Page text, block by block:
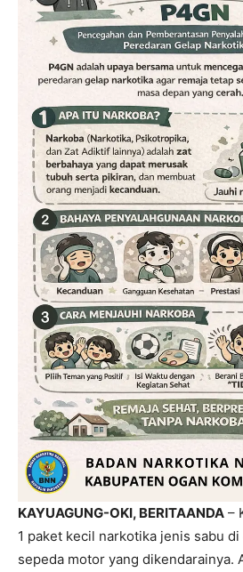
KAYUAGUNG-OKI, BERITAANDA –
1 paket kecil narkotika jenis sabu
sepeda motor yang dikendarainya.